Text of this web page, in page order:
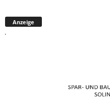
Anzeige